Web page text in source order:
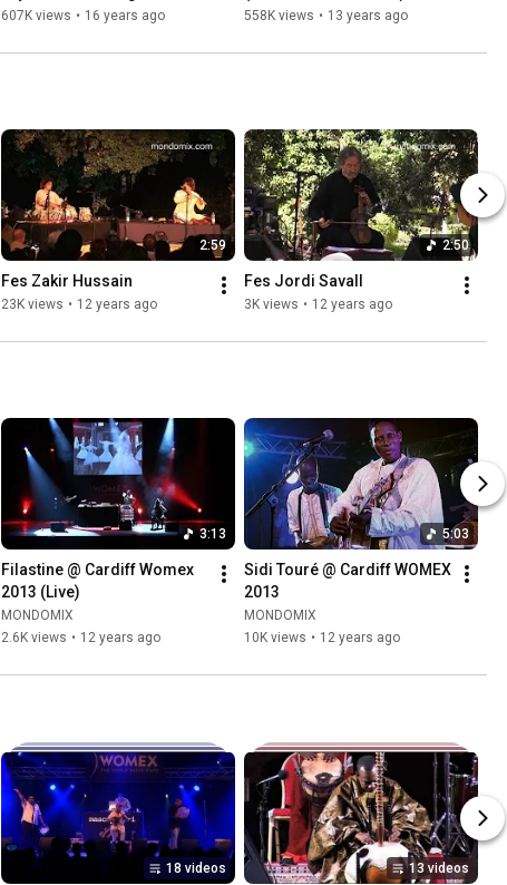
Festival de Fès 2010
607K views • 16 years ago 558K views • 13 years ago
2:59
Fes Zakir Hussain
23K views • 12 years ago
2:50
Fes Jordi Savall
3K views • 12 years ago
3:13
Filastine @ Cardiff Womex
2013 (Live)
MONDOMIX
2.6K views • 12 years ago
5:03
Sidi Touré @ Cardiff WOMEX
2013
MONDOMIX
10K views • 12 years ago
18 videos 13 videos